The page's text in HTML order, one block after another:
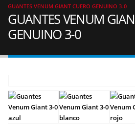
GUANTES VENUM GIANT CUERO GENUINO 3-0
GUANTES VENUM
GENUINO 3-0